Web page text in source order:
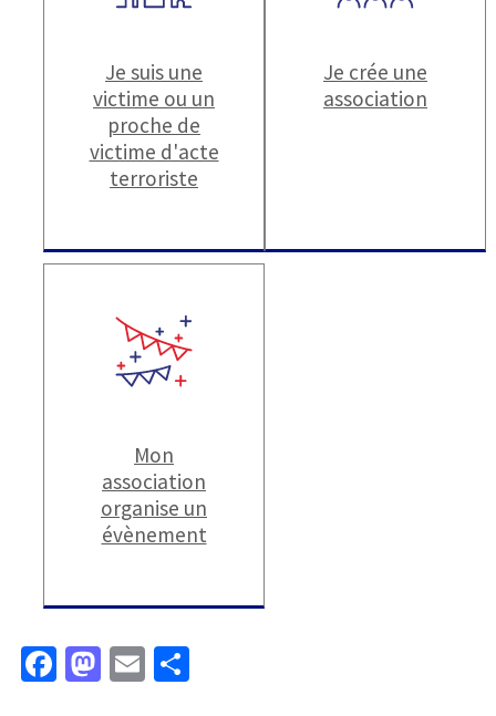
Je suis une
victime ou un
proche de
victime d'acte
terroriste
Je crée une
association
Mon
association
organise un
évènement
Fa M E